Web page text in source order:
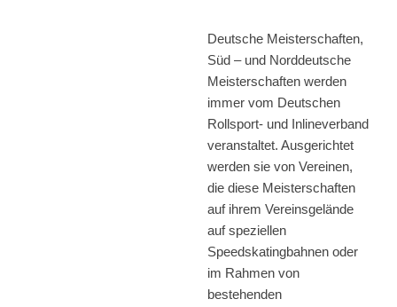
Deutsche Meisterschaften,
Süd – und Norddeutsche
Meisterschaften werden
immer vom Deutschen
Rollsport- und Inlineverband
veranstaltet. Ausgerichtet
werden sie von Vereinen,
die diese Meisterschaften
auf ihrem Vereinsgelände
auf speziellen
Speedskatingbahnen oder
im Rahmen von
bestehenden